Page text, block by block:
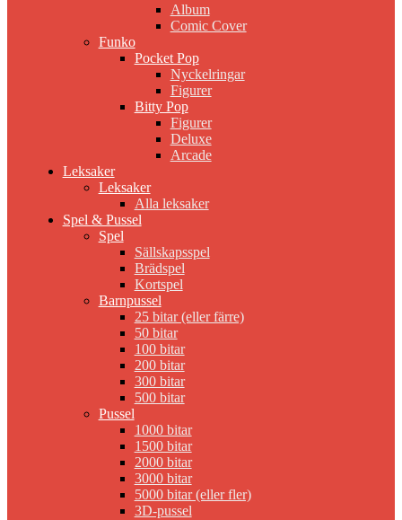
Album
Comic Cover
Funko
Pocket Pop
Nyckelringar
Figurer
Bitty Pop
Figurer
Deluxe
Arcade
Leksaker
Leksaker
Alla leksaker
Spel & Pussel
Spel
Sällskapsspel
Brädspel
Kortspel
Barnpussel
25 bitar (eller färre)
50 bitar
100 bitar
200 bitar
300 bitar
500 bitar
Pussel
1000 bitar
1500 bitar
2000 bitar
3000 bitar
5000 bitar (eller fler)
3D-pussel